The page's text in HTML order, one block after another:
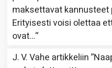
maksettavat kannusteet
Erityisesti voisi olettaa
ovat…”
J. V. Vahe artikkeliin